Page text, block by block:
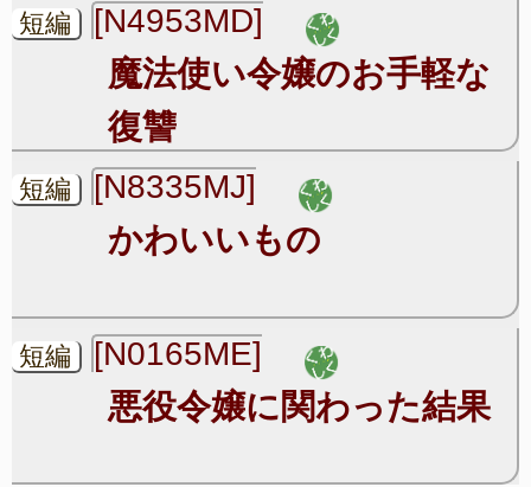
短編 [N4953MD]
魔法使い令嬢のお手軽な
復讐
短編 [N8335MJ]
かわいいもの
短編 [N0165ME]
悪役令嬢に関わった結果